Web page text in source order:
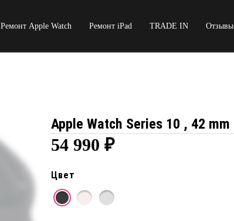
Ремонт Apple Watch Ремонт iPad TRADE IN Отзывы
Apple Watch Series 10 , 42 mm
54 990 ₽
Цвет